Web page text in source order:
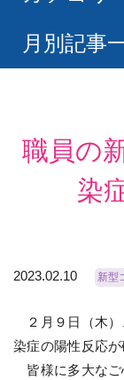
月別記事
職員の
染
2023.02.10 新型
２月９日（木）
染症の陽性反応が
皆様に多大なご